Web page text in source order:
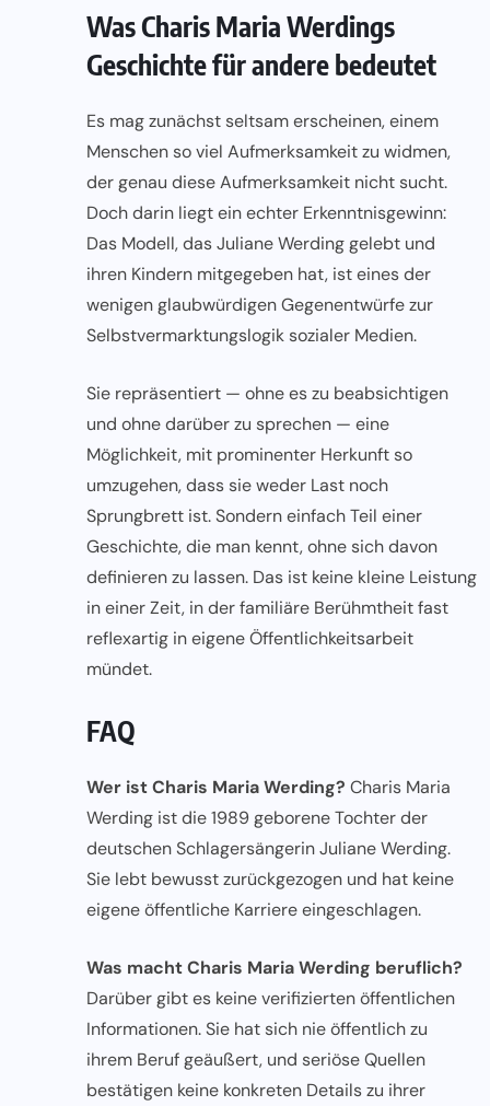
Was Charis Maria Werdings
Geschichte für andere bedeutet
Es mag zunächst seltsam erscheinen, einem
Menschen so viel Aufmerksamkeit zu widmen,
der genau diese Aufmerksamkeit nicht sucht.
Doch darin liegt ein echter Erkenntnisgewinn:
Das Modell, das Juliane Werding gelebt und
ihren Kindern mitgegeben hat, ist eines der
wenigen glaubwürdigen Gegenentwürfe zur
Selbstvermarktungslogik sozialer Medien.
Sie repräsentiert — ohne es zu beabsichtigen
und ohne darüber zu sprechen — eine
Möglichkeit, mit prominenter Herkunft so
umzugehen, dass sie weder Last noch
Sprungbrett ist. Sondern einfach Teil einer
Geschichte, die man kennt, ohne sich davon
definieren zu lassen. Das ist keine kleine Leistung
in einer Zeit, in der familiäre Berühmtheit fast
reflexartig in eigene Öffentlichkeitsarbeit
mündet.
FAQ
Wer ist Charis Maria Werding? Charis Maria
Werding ist die 1989 geborene Tochter der
deutschen Schlagersängerin Juliane Werding.
Sie lebt bewusst zurückgezogen und hat keine
eigene öffentliche Karriere eingeschlagen.
Was macht Charis Maria Werding beruflich?
Darüber gibt es keine verifizierten öffentlichen
Informationen. Sie hat sich nie öffentlich zu
ihrem Beruf geäußert, und seriöse Quellen
bestätigen keine konkreten Details zu ihrer